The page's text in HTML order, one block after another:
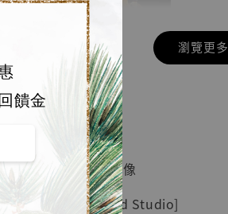
饋金
【店內現貨】七龍珠
系列蒐藏雕像 悟空
鳥山明紀念款 [奇蹟
工作室]
NT$ 4,280
NT$ 5,580
-
瀏覽更多
【無人島玩具】
寶可夢 系列蒐藏雕像
➤ 超夢 幻彩版 [Grand Studio]